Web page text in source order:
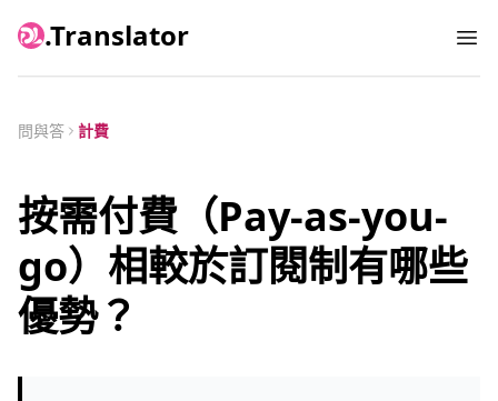
.Translator
問與答 計費
按需付費（Pay-as-you-
go）相較於訂閱制有哪些
優勢？